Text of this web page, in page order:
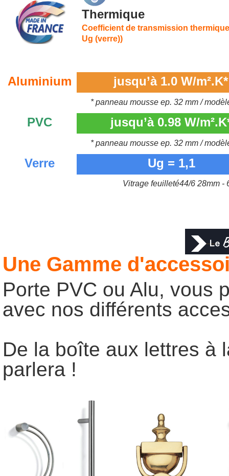
Thermique
Coefficient de transmission
Ug (verre))
Aluminium jusqu’à 1.0 W/m².K*
* panneau mousse ep. 32 mm /
PVC jusqu’à 0.98 W/
* panneau mousse ep. 32 mm /
Verre Ug = 1,1
Vitrage feuilleté44/6 28mm -
Une Gamme
Porte PVC ou Alu, vous
avec nos différents
De la boîte aux lettres à
parlera !